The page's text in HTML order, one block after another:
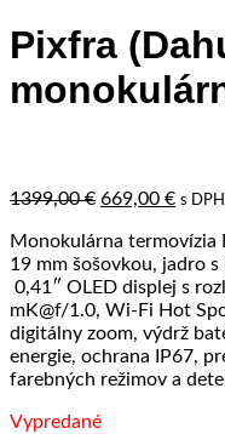
Pixfra
1399,00€ Pôvodná
bola:
1399,00 €.
669,00 €
je:
s DPH
Monokulárna termovízia
19 mm šošovkou, jadro
0,41″ OLED displej s
mK@f/1.0, Wi-Fi Hot
digitálny zoom, výdrž
energie, ochrana IP67,
farebných režimov a
Vypredané